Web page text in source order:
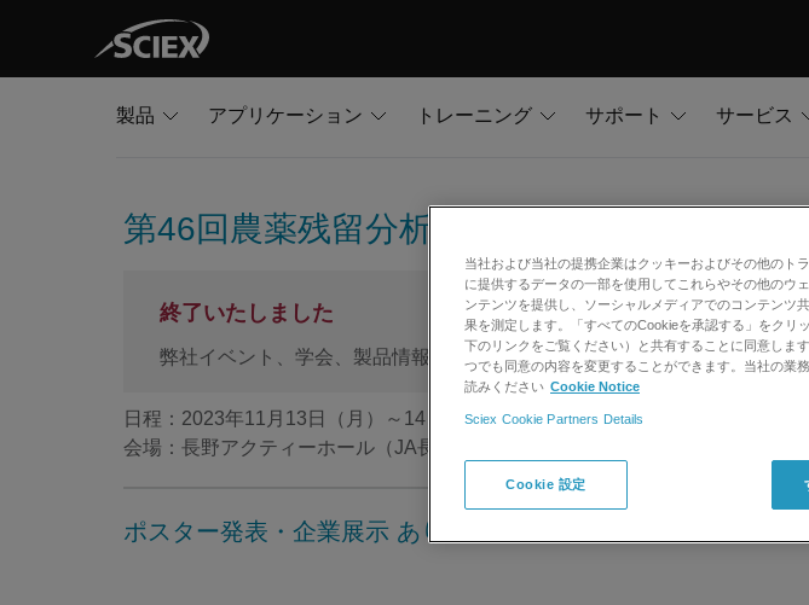
製品 アプリケーション トレーニング サポート サービス
第46回農薬残留分析研究会
終了いたしました
弊社イベント、学会、製品情報をご希望の方はメールマガジン配信のご登
日程：2023年11月13日（月）～14日（火）
会場：長野アクティーホール（JA長野県ビル、別棟）
ポスター発表・企業展示 あり
当社および当社の提携企業はクッキーおよびその他のト
に提供するデータの一部を使用してこれらやその他のウ
ンテンツを提供し、ソーシャルメディアでのコンテンツ
果を測定します。「すべてのCookieを承認する」をクリ
下のリンクをご覧ください）と共有することに同意しま
つでも同意の内容を変更することができます。当社の業
読みください Cookie Notice
Sciex Cookie Partners Details
Cookie 設定